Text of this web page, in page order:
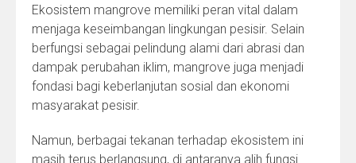
Ekosistem mangrove memiliki peran vital dalam
menjaga keseimbangan lingkungan pesisir. Selain
berfungsi sebagai pelindung alami dari abrasi dan
dampak perubahan iklim, mangrove juga menjadi
fondasi bagi keberlanjutan sosial dan ekonomi
masyarakat pesisir.
Namun, berbagai tekanan terhadap ekosistem ini
masih terus berlangsung, di antaranya alih fungsi